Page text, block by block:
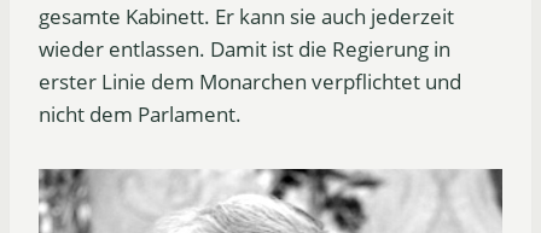
gesamte Kabinett. Er kann sie auch jederzeit
wieder entlassen. Damit ist die Regierung in
erster Linie dem Monarchen verpflichtet und
nicht dem Parlament.